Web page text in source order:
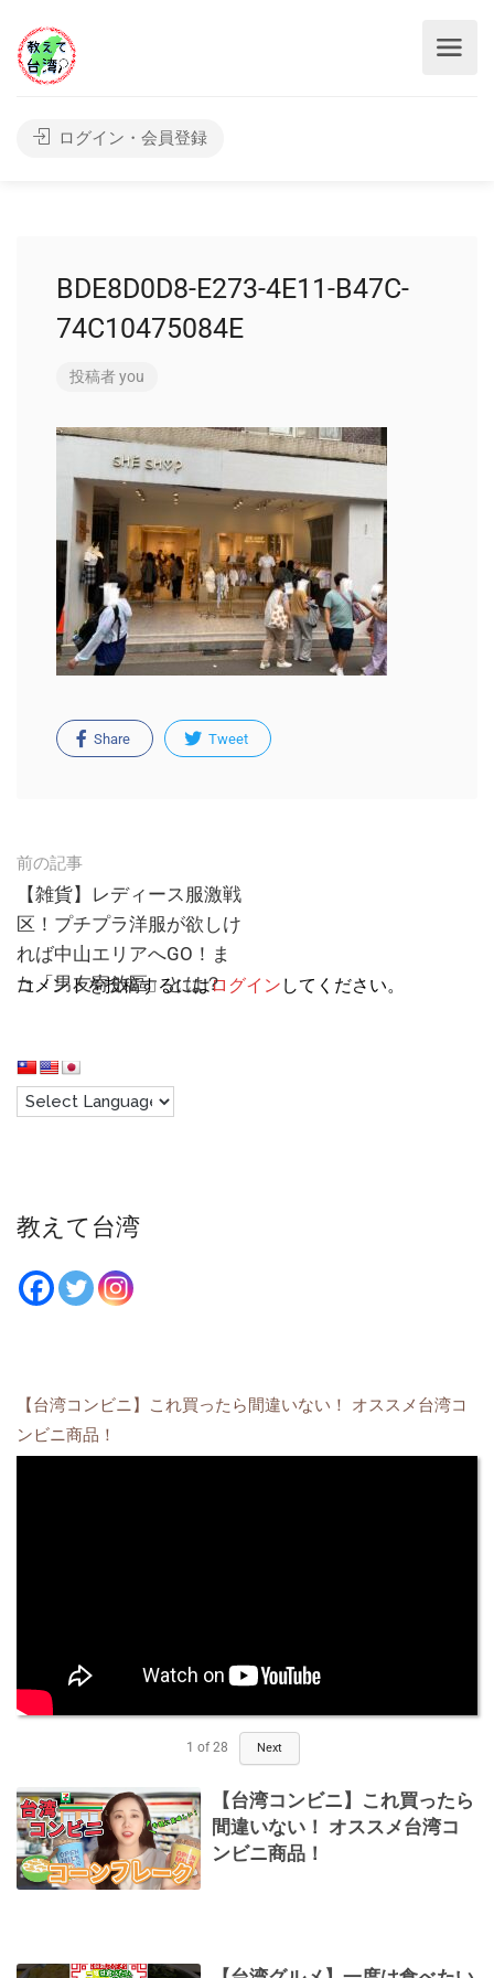
ログイン・会員登録
BDE8D0D8-E273-4E11-B47C-
74C10475084E
投稿者you
Share Tweet
Post
navigation
前の記事
【雑貨】レディース服激戦
区！プチプラ洋服が欲しけ
れば中山エリアへGO！ま
た「男友寄放區」とは？
コメントを投稿するにはログイン してください。
教えて台湾
【台湾コンビニ】これ買ったら間違いない！ オススメ台湾コ
ンビニ商品！
1 of 28 Next
【台湾コンビニ】これ買ったら
間違いない！ オススメ台湾コ
ンビニ商品！